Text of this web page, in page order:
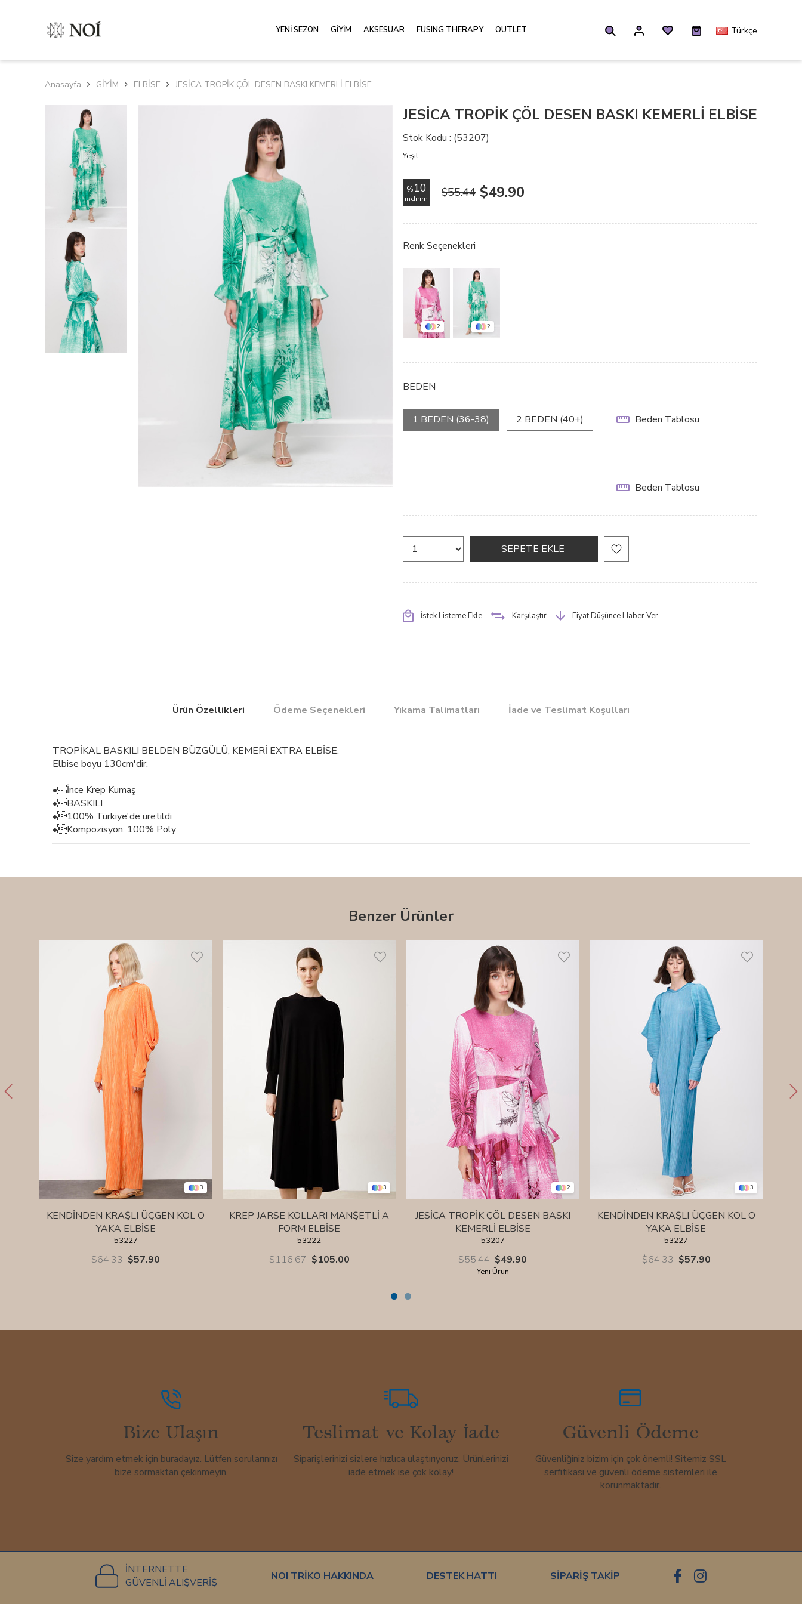
Türkçe
YENİ SEZON GİYİM AKSESUAR FUSING THERAPY OUTLET
Anasayfa GİYİM ELBİSE JESİCA TROPİK ÇÖL DESEN BASKI KEMERLİ ELBİSE
JESİCA TROPİK ÇÖL DESEN BASKI KEMERLİ ELBİSE
Stok Kodu (53207)
Yeşil
%10
i̇ndirim $55.44 $49.90
2 2
BEDEN
1 BEDEN (36-38) 2 BEDEN (40+) Beden Tablosu
Beden Tablosu
İstek Listeme Ekle Karşılaştır Fiyat Düşünce Haber Ver
Ürün Özellikleri Ödeme Seçenekleri Yıkama Talimatları İade ve Teslimat Koşulları
TROPİKAL BASKILI BELDEN BÜZGÜLÜ, KEMERİ EXTRA ELBİSE.
Elbise boyu 130cm'dir.
•İnce Krep Kumaş
•BASKILI
•100% Türkiye'de üretildi
•Kompozisyon: 100% Poly
Benzer Ürünler
3
KENDİNDEN KRAŞLI ÜÇGEN KOL O
YAKA ELBİSE
53227
$57.90
$64.33
3
KREP JARSE KOLLARI MANŞETLİ A
FORM ELBİSE
53222
$105.00
$116.67
2
JESİCA TROPİK ÇÖL DESEN BASKI
KEMERLİ ELBİSE
53207
$49.90
$55.44
Yeni Ürün
3
KENDİNDEN KRAŞLI ÜÇGEN KOL O
YAKA ELBİSE
53227
$57.90
$64.33
Bize Ulaşın
Size yardım etmek için buradayız. Lütfen sorularınızı
bize sormaktan çekinmeyin.
Teslimat ve Kolay İade
Siparişlerinizi sizlere hızlıca ulaştırıyoruz. Ürünlerinizi
iade etmek ise çok kolay!
Güvenli Ödeme
Güvenliğiniz bizim için çok önemli! Sitemiz SSL
serfitikası ve güvenli ödeme sistemleri ile
korunmaktadır.
İNTERNETTE
GÜVENLİ ALIŞVERİŞ
NOI TRİKO HAKKINDA DESTEK HATTI SİPARİŞ TAKİP